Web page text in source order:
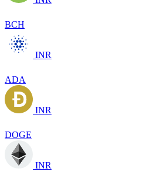
BCH
INR
ADA
INR
DOGE
INR